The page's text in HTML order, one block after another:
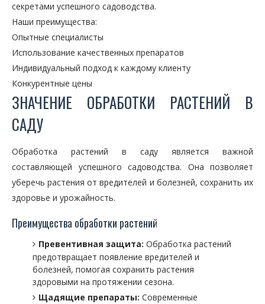
секретами успешного садоводства.
Наши преимущества:
Опытные специалисты
Использование качественных препаратов
Индивидуальный подход к каждому клиенту
Конкурентные цены
ЗНАЧЕНИЕ ОБРАБОТКИ РАСТЕНИЙ В
САДУ
Обработка растений в саду является важной
составляющей успешного садоводства. Она позволяет
уберечь растения от вредителей и болезней, сохранить их
здоровье и урожайность.
Преимущества обработки растений
Превентивная защита: Обработка растений
предотвращает появление вредителей и
болезней, помогая сохранить растения
здоровыми на протяжении сезона.
Щадящие препараты: Современные